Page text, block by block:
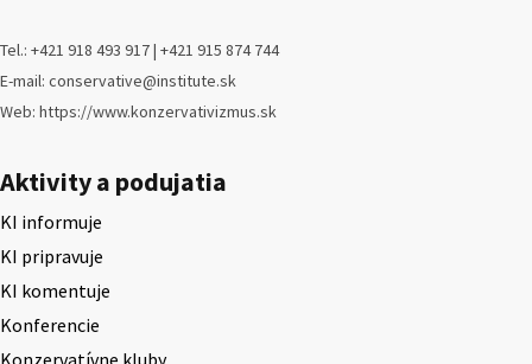
Tel.: +421 918 493 917 | +421 915 874 744
E-mail: conservative@institute.sk
Web: https://www.konzervativizmus.sk
Aktivity a podujatia
KI informuje
KI pripravuje
KI komentuje
Konferencie
Konzervatívne kluby